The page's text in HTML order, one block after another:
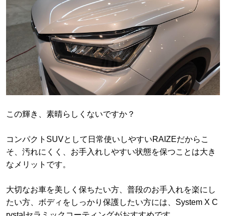
この輝き、素晴らしくないですか？
コンパクトSUVとして日常使いしやすいRAIZEだからこ
そ、汚れにくく、お手入れしやすい状態を保つことは大き
なメリットです。
大切なお車を美しく保ちたい方、普段のお手入れを楽にし
たい方、ボディをしっかり保護したい方には、System X C